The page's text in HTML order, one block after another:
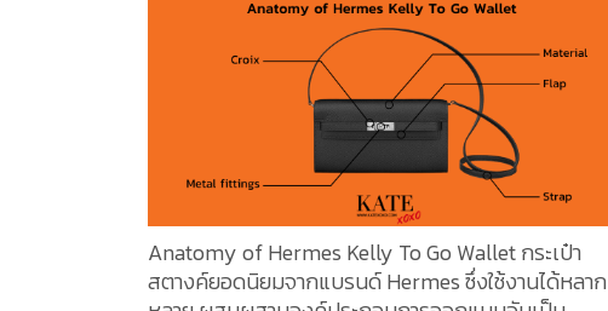
เสนอ 5 แบรนด์แฟชั่นหรูที่มูลค่าสูงสุดในปี 2023
ก่อตั้งขึ้นเมื่อปี ค.ศ. 1946 โดย Christian Dior นัก
ออกแบบแฟชั่นชาวฝรั่งเศส แบรนด์ที่มีชื่อเสียงระดับ
นานาชาตินี้ขึ้นชื่อในด้านความสง่างามและความเป็นเฟมินี
นอันเหนือกาลเวลา จากแฟชั่นเสื้อผ้าสำเร็จรูป เครื่อง
หนัง เครื่องประดับ หรือรองเท้า Dior ได้เปลี่ยนเกมของ
โลกแฟชั่นไปตลอดกาล ในปี ค.ศ. 2016 ทางแบรนด์มี
ประกาศว่า 2016 มีการประกาศว่า Maria Grazia Chiuri
จะเข้ามารับตำแหน่งต่อจาก Hedi Slimande ในตำแหน่ง
Anatomy of Hermes Kelly To Go Wallet กระเป๋า
สตางค์ยอดนิยมจากแบรนด์ Hermes ซึ่งใช้งานได้หลาก